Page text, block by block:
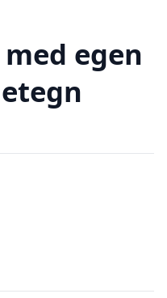
egen